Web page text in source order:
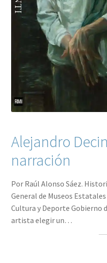
Alejandro
narración
Por Raúl Alonso Sáez.
General de Museos
Cultura y Deporte Gobierno
artista elegir un…